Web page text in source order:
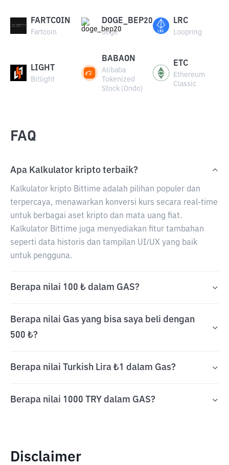
FARTCOIN
Fartcoin
DOGE_BEP20
doge
LRC
Loopring
LIGHT
Bitlight
BABAON
Alibaba
Tokenized
Stock (Ondo)
ETC
Ethereum
Classic
FAQ
Apa Kalkulator kripto terbaik?
Kalkulator kripto Bittime adalah pilihan populer dan
terpercaya, menawarkan konversi kurs secara real-time
untuk berbagai aset kripto dan mata uang fiat.
Kalkulator Bittime juga menyediakan fitur tambahan
seperti data historis dan tampilan UI/UX yang baik
untuk pengguna.
Berapa nilai 100 ₺ dalam GAS?
Berapa nilai Gas yang bisa saya beli dengan
500 ₺?
Berapa nilai Turkish Lira ₺1 dalam Gas?
Berapa nilai 1000 TRY dalam GAS?
Disclaimer